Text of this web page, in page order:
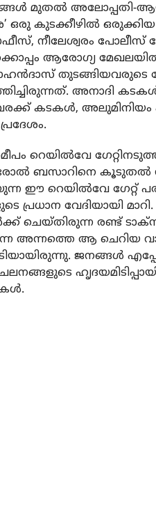
മുതല്‍ അലോപ്പതി-
ഒരു കുടക്കീഴില്‍
നീലേശ്വരം
ആരോഗ്യ
അനാദി
കടകള്‍, അലുമിനിയം
റെയില്‍വേ
ബസാറിനെ കൂടുതല്‍
ഈ റെയില്‍വേ ഗേറ്റ്
പ്രധാന വേദിയായി
ചെയ്തിരുന്ന രണ്ട്
അന്നത്തെ ആ ചെറിയ
ജനങ്ങള്‍